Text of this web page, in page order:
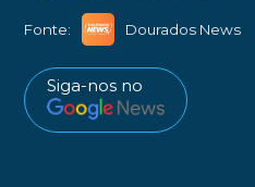
Fonte: Dourados News
Siga-nos no